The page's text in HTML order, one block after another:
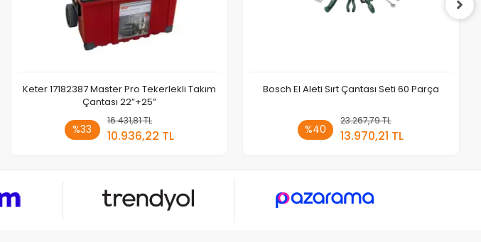
Keter 17182387 Master Pro Tekerlekli Takım
Çantası 22”+25”
%33
16.431,81 TL
10.936,22 TL
Sepete Ekle
Bosch El Aleti Sırt Çantası Seti 60 Parça
%40
23.267,79 TL
13.970,21 TL
Sepete Ekle